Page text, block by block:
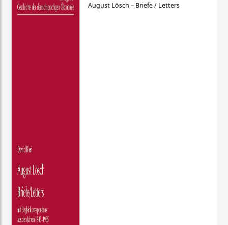
August Lösch – Briefe / Letters